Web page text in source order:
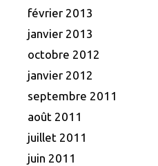
février 2013
janvier 2013
octobre 2012
janvier 2012
septembre 2011
août 2011
juillet 2011
juin 2011